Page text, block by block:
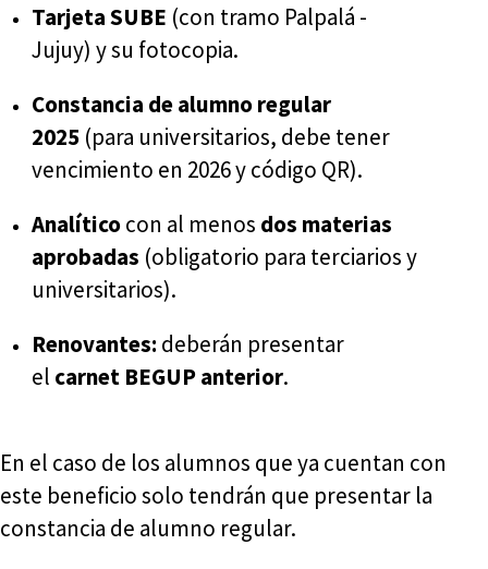
Tarjeta SUBE (con tramo Palpalá -
Jujuy) y su fotocopia.
Constancia de alumno regular
2025(para universitarios, debe tener
vencimiento en 2026 y código QR).
Analíticocon al menos dos materias
aprobadas (obligatorio para terciarios y
universitarios).
Renovantes: deberán presentar
el carnet BEGUP anterior.
En el caso de los alumnos que ya cuentan con
este beneficio solo tendrán que presentar la
constancia de alumno regular.